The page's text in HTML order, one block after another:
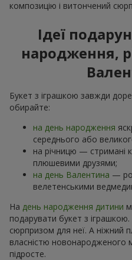
композицію і витончений
Ідеї
народження,
Букет з іграшкою завжди
обирайте:
на день народження
середнього або
на річницю — стримані
плюшевими друзями;
на день Валентина —
велетенськими
На день народження дитини
подарувати букет з
сюрпризом для неї. А ніжний
власністю
підросте.